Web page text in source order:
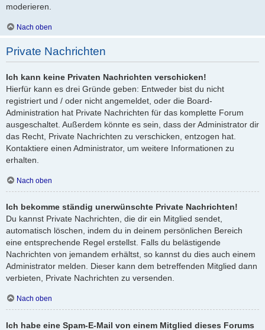
moderieren.
Nach oben
Private Nachrichten
Ich kann keine Privaten Nachrichten verschicken!
Hierfür kann es drei Gründe geben: Entweder bist du nicht
registriert und / oder nicht angemeldet, oder die Board-
Administration hat Private Nachrichten für das komplette Forum
ausgeschaltet. Außerdem könnte es sein, dass der Administrator dir
das Recht, Private Nachrichten zu verschicken, entzogen hat.
Kontaktiere einen Administrator, um weitere Informationen zu
erhalten.
Nach oben
Ich bekomme ständig unerwünschte Private Nachrichten!
Du kannst Private Nachrichten, die dir ein Mitglied sendet,
automatisch löschen, indem du in deinem persönlichen Bereich
eine entsprechende Regel erstellst. Falls du belästigende
Nachrichten von jemandem erhältst, so kannst du dies auch einem
Administrator melden. Dieser kann dem betreffenden Mitglied dann
verbieten, Private Nachrichten zu versenden.
Nach oben
Ich habe eine Spam-E-Mail von einem Mitglied dieses Forums